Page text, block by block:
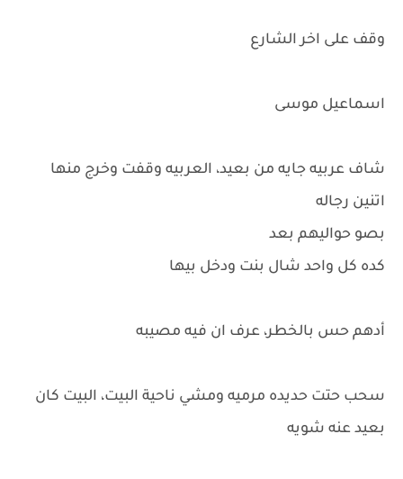
وقف على اخر الشارع
اسماعيل موسى
شاف عربيه جايه من بعيد، العربيه وقفت وخرج منها
اتنين رجاله
بصو حواليهم بعد
كده كل واحد شال بنت ودخل بيها
أدهم حس بالخطر، عرف ان فيه مصيبه
سحب حتت حديده مرميه ومشي ناحية البيت، البيت كان
بعيد عنه شويه